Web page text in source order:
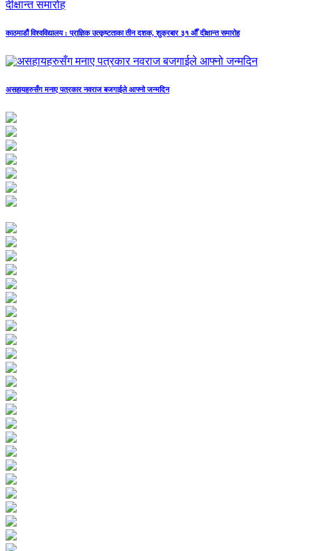
काठमाडौं विश्वविद्यालय : प्राज्ञिक उत्कृष्टताका तीन दशक, शुक्रबार ३१ औँ दीक्षान्त समारोह
असहायहरुसँग मनाए पत्रकार नवराज बजगाईले आफ्नो जन्मदिन